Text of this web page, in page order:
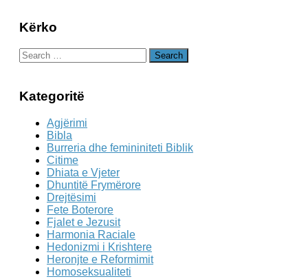
Kërko
Search
for:
Kategoritë
Agjërimi
Bibla
Burreria dhe femininiteti Biblik
Citime
Dhiata e Vjeter
Dhuntitë Frymërore
Drejtësimi
Fete Boterore
Fjalet e Jezusit
Harmonia Raciale
Hedonizmi i Krishtere
Heronjte e Reformimit
Homoseksualiteti